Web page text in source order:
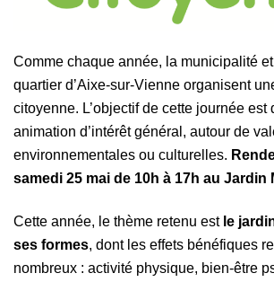
Comme chaque année, la municipalité
quartier d’Aixe-sur-Vienne organisent
citoyenne. L’objectif de cette journée est
animation d’intérêt général, autour de
environnementales ou culturelles.
samedi 25 mai de 10h à 17h au Jardin
Cette année, le thème retenu est le
ses formes, dont les effets bénéfiques
nombreux : activité physique, bien-être